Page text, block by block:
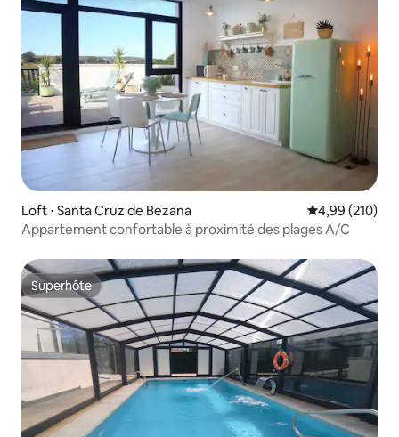
Loft ⋅ Santa Cruz de Bezana Évaluation
4,99 (210)
Appartement confortable à proximité des plages A/C
Superhôte
Superhôte